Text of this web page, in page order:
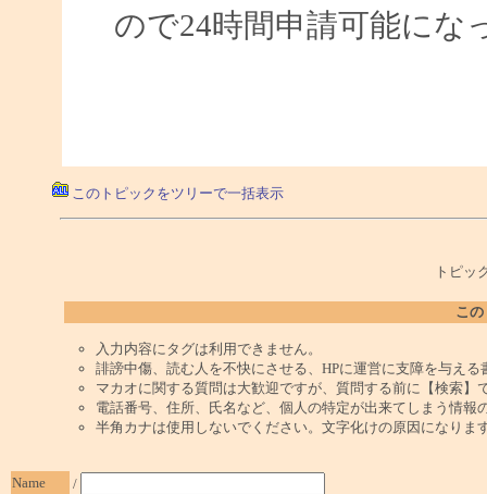
ので24時間申請可能にな
このトピックをツリーで一括表示
トピッ
こ
入力内容にタグは利用できません。
誹謗中傷、読む人を不快にさせる、HPに運営に支障を与え
マカオに関する質問は大歓迎ですが、質問する前に【検索】
電話番号、住所、氏名など、個人の特定が出来てしまう情報
半角カナは使用しないでください。文字化けの原因になりま
Name
/